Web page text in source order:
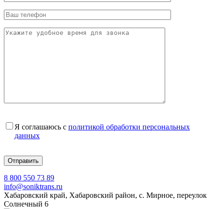
Я соглашаюсь с политикой обработки персональных
данных
8 800 550 73 89
info@soniktrans.ru
Хабаровский край, Хабаровский район, с. Мирное, переулок
Солнечный 6